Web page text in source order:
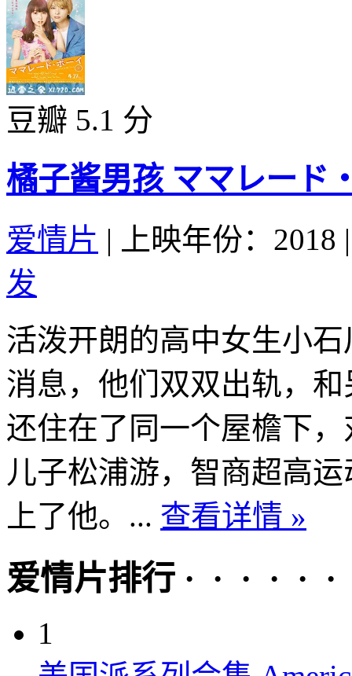
豆瓣 5.1 分
橘子酱男孩 ママレード
爱情片 | 上映年份：2018 |
发
活泼开朗的高中女生小
消息，他们双双出轨，
还住在了同一个屋檐下
儿子松浦游，智商超高
上了他。... 查看详情 »
爱情片排行 · · · · · ·
1